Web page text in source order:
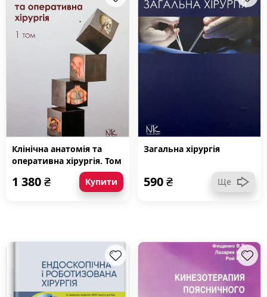
Клінічна анатомія та
оперативна хірургія. Том
1 380₴ Купити
Загальна хірургія
590₴ Ще